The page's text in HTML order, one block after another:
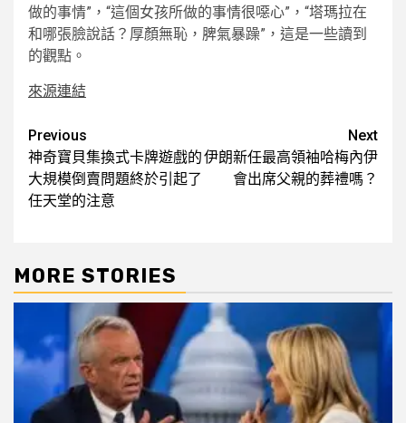
做的事情”，“這個女孩所做的事情很噁心”，“塔瑪拉在
和哪張臉說話？厚顏無恥，脾氣暴躁”，這是一些讀到
的觀點。
來源連結
Post
navigation
Previous
神奇寶貝集換式卡牌遊戲的
大規模倒賣問題終於引起了
任天堂的注意
Next
伊朗新任最高領袖哈梅內伊
會出席父親的葬禮嗎？
MORE STORIES